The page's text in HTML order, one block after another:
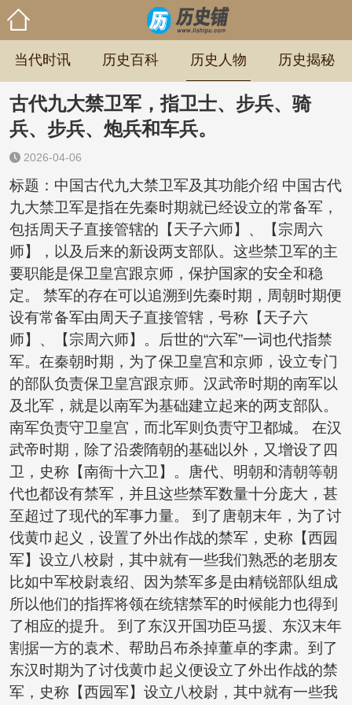
当代时讯 历史百科 历史人物 历史揭秘
古代九大禁卫军，指卫士、步兵、骑
兵、步兵、炮兵和车兵。
2026-04-06
标题：中国古代九大禁卫军及其功能介绍 中国古代
九大禁卫军是指在先秦时期就已经设立的常备军，
包括周天子直接管辖的【天子六师】、【宗周六
师】，以及后来的新设两支部队。这些禁卫军的主
要职能是保卫皇宫跟京师，保护国家的安全和稳
定。 禁军的存在可以追溯到先秦时期，周朝时期便
设有常备军由周天子直接管辖，号称【天子六
师】、【宗周六师】。后世的“六军”一词也代指禁
军。在秦朝时期，为了保卫皇宫和京师，设立专门
的部队负责保卫皇宫跟京师。汉武帝时期的南军以
及北军，就是以南军为基础建立起来的两支部队。
南军负责守卫皇宫，而北军则负责守卫都城。 在汉
武帝时期，除了沿袭隋朝的基础以外，又增设了四
卫，史称【南衙十六卫】。唐代、明朝和清朝等朝
代也都设有禁军，并且这些禁军数量十分庞大，甚
至超过了现代的军事力量。 到了唐朝末年，为了讨
伐黄巾起义，设置了外出作战的禁军，史称【西园
军】设立八校尉，其中就有一些我们熟悉的老朋友
比如中军校尉袁绍、因为禁军多是由精锐部队组成
所以他们的指挥将领在统辖禁军的时候能力也得到
了相应的提升。 到了东汉开国功臣马援、东汉末年
割据一方的袁术、帮助吕布杀掉董卓的李肃。到了
东汉时期为了讨伐黄巾起义便设立了外出作战的禁
军，史称【西园军】设立八校尉，其中就有一些我